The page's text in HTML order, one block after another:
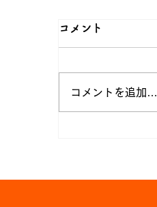
西日がきつい！
コメント
コメントを追加…